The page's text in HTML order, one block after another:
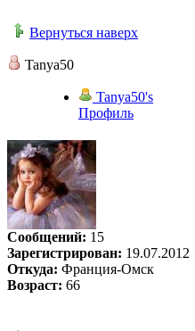
Вернуться наверх
Tanya50
Tanya50's
Профиль
Сообщений: 15
Зарегистрирован: 19.07.2012
Откуда: Франция-Омск
Возраст: 66